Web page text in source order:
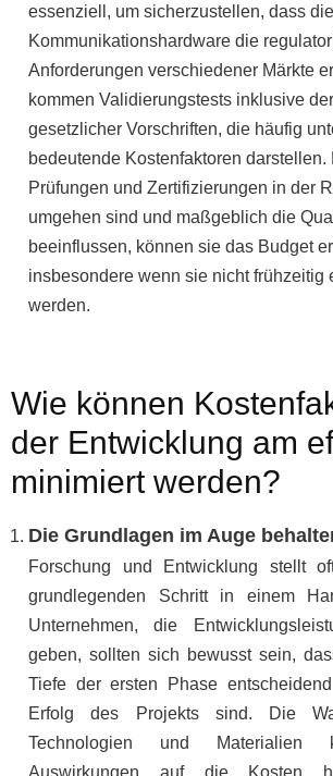
essenziell, um sicherzustellen, dass die
Kommunikationshardware die
Anforderungen verschiedener Märkte
kommen Validierungstests inklusive
gesetzlicher Vorschriften, die häufig
bedeutende Kostenfaktoren darstellen.
Prüfungen und Zertifizierungen in der
umgehen sind und maßgeblich die
beeinflussen, können sie das Budget
insbesondere wenn sie nicht frühzeitig
werden.
Wie können
der Entwicklung am
minimiert werden?
Die Grundlagen im Auge
Forschung und Entwicklung stellt
grundlegenden Schritt in einem
Unternehmen, die
geben, sollten sich bewusst sein,
Tiefe der ersten Phase
Erfolg des Projekts sind. Die
Technologien und Materialien
Auswirkungen auf die Kosten